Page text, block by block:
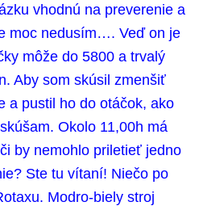
vhodnú na preverenie a
moc nedusím…. Veď on je
môže do 5800 a trvalý
Aby som skúsil zmenšiť
a pustil ho do otáčok, ako
Okolo 11,00h má
by nemohlo priletieť jedno
Ste tu vítaní! Niečo po
Modro-biely stroj